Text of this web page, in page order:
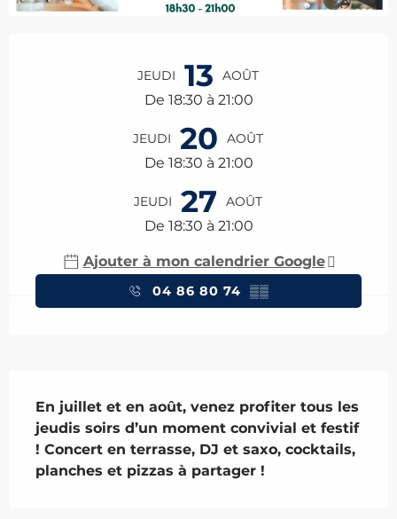
JEUDI 13 AOÛT
De 18:30 à 21:00
JEUDI 20 AOÛT
De 18:30 à 21:00
JEUDI 27 AOÛT
De 18:30 à 21:00
Ajouter à mon calendrier Google
04 86 80 74 ▒▒
En juillet et en août, venez profiter tous les
jeudis soirs d’un moment convivial et festif
! Concert en terrasse, DJ et saxo, cocktails,
planches et pizzas à partager !